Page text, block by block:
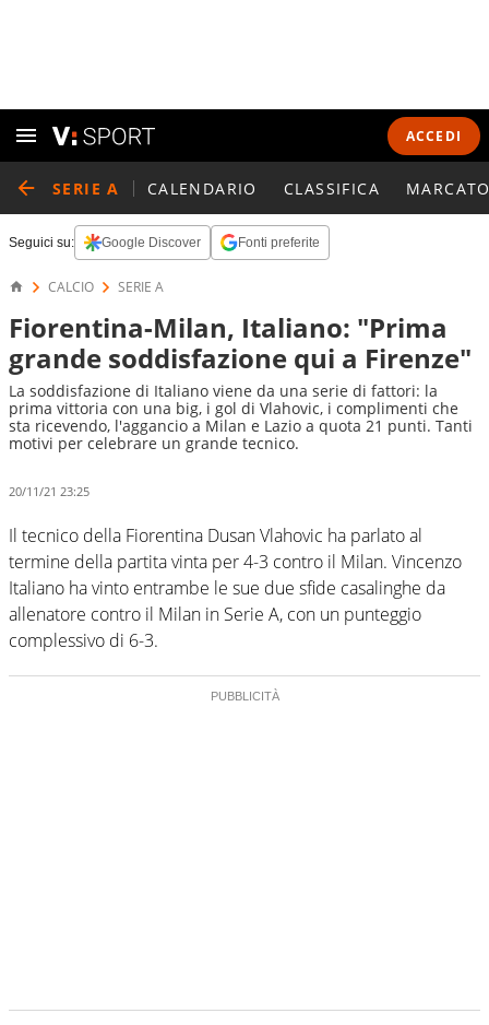
ACCEDI
SERIE A CALENDARIO CLASSIFICA
Seguici su: Google Discover Fonti preferite
CALCIO SERIE A
Fiorentina-Milan, Italiano: "Prima
grande soddisfazione qui a Firenze"
La soddisfazione di Italiano viene da una serie di fattori: la
prima vittoria con una big, i gol di Vlahovic, i complimenti che
sta ricevendo, l'aggancio a Milan e Lazio a quota 21 punti. Tanti
motivi per celebrare un grande tecnico.
20/11/21 23:25
Il tecnico della Fiorentina Dusan Vlahovic ha parlato al
termine della partita vinta per 4-3 contro il Milan. Vincenzo
Italiano ha vinto entrambe le sue due sfide casalinghe da
allenatore contro il Milan in Serie A, con un punteggio
complessivo di 6-3.